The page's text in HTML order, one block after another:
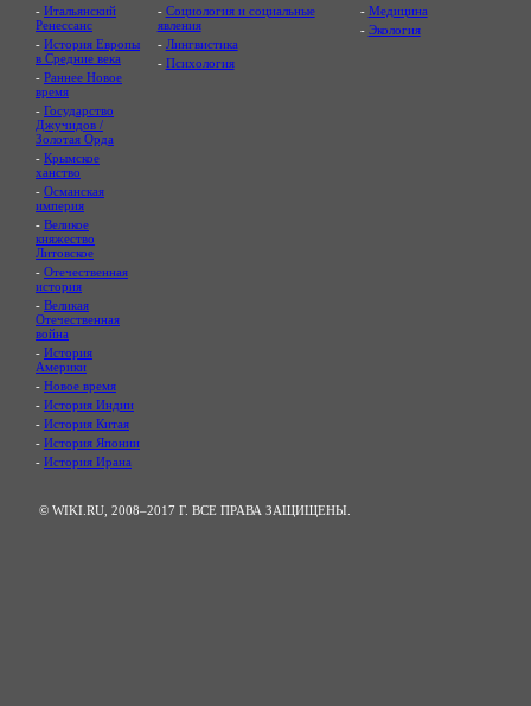
- Итальянский
Ренессанс
- История Европы
в Средние века
- Раннее Новое
время
- Государство
Джучидов /
Золотая Орда
- Крымское
ханство
- Османская
империя
- Великое
княжество
Литовское
- Отечественная
история
- Великая
Отечественная
война
- История
Америки
- Новое время
- История Индии
- История Китая
- История Японии
- История Ирана
- Социология и социальные
явления
- Лингвистика
- Психология
- Медицина
- Экология
© WIKI.RU, 2008–2017 Г. ВСЕ ПРАВА ЗАЩИЩЕНЫ.